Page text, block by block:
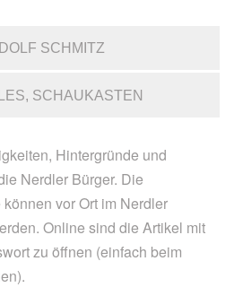
SCHMITZ
SCHAUKASTEN
Hintergründe und
Nerdler Bürger. Die
vor Ort im Nerdler
Online sind die Artikel mit
zu öffnen (einfach beim